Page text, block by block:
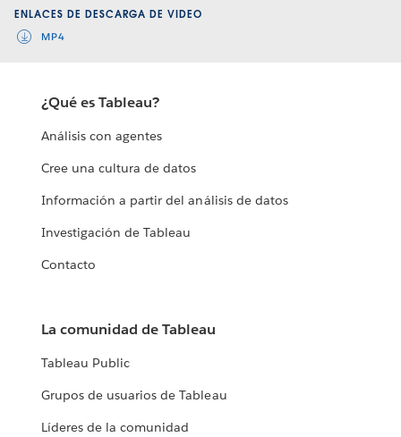
ENLACES DE DESCARGA DE VIDEO
MP4
¿Qué es Tableau?
Análisis con agentes
Cree una cultura de datos
Información a partir del análisis de datos
Investigación de Tableau
Contacto
La comunidad de Tableau
Tableau Public
Grupos de usuarios de Tableau
Líderes de la comunidad